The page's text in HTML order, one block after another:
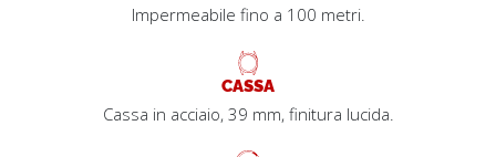
Impermeabile fino a 100 metri.
CASSA
Cassa in acciaio, 39 mm, finitura lucida.